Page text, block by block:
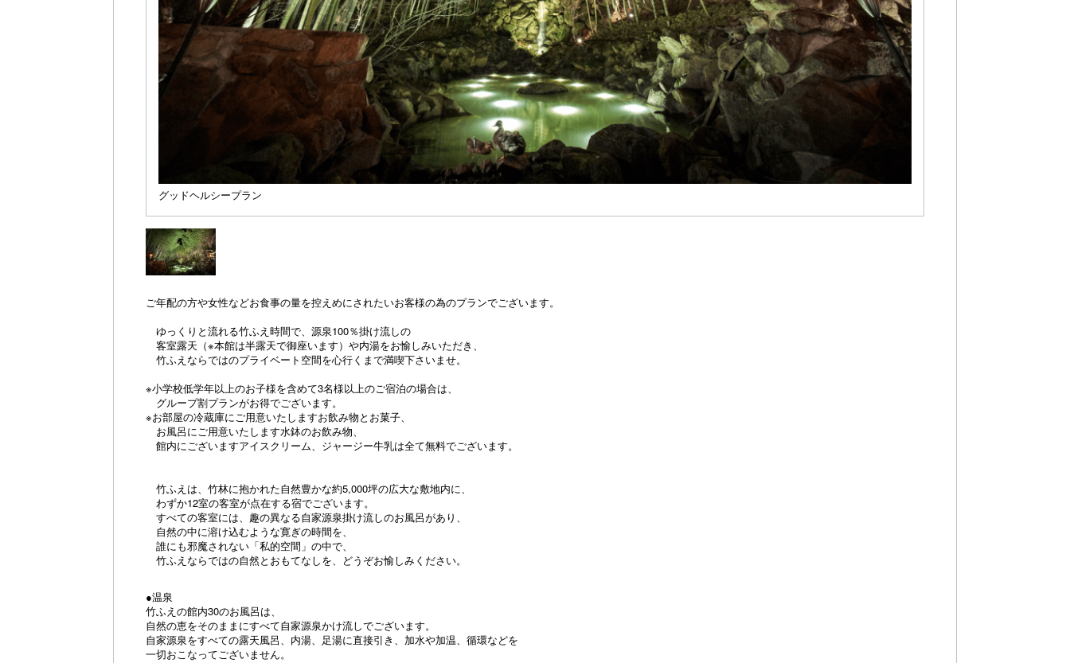
グッドヘルシープラン
ご年配の方や女性などお食事の量を控えめにされたいお客様の為のプランでございます。
ゆっくりと流れる竹ふえ時間で、源泉100％掛け流しの
客室露天（※本館は半露天で御座います）や内湯をお愉しみいただき、
竹ふえならではのプライベート空間を心行くまで満喫下さいませ。
※小学校低学年以上のお子様を含めて3名様以上のご宿泊の場合は、
グループ割プランがお得でございます。
※お部屋の冷蔵庫にご用意いたしますお飲み物とお菓子、
お風呂にご用意いたします水鉢のお飲み物、
館内にございますアイスクリーム、ジャージー牛乳は全て無料でございます。
竹ふえは、竹林に抱かれた自然豊かな約5,000坪の広大な敷地内に、
わずか12室の客室が点在する宿でございます。
すべての客室には、趣の異なる自家源泉掛け流しのお風呂があり、
自然の中に溶け込むような寛ぎの時間を、
誰にも邪魔されない「私的空間」の中で、
竹ふえならではの自然とおもてなしを、どうぞお愉しみください。
●温泉
竹ふえの館内30のお風呂は、
自然の恵をそのままにすべて自家源泉かけ流しでございます。
自家源泉をすべての露天風呂、内湯、足湯に直接引き、加水や加温、循環などを
一切おこなってございません。